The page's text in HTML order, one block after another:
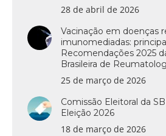
28 de abril de 2026
Vacinação em doenças
imunomediadas:
Recomendações 2025
Brasileira de
25 de março de 2026
Comissão Eleitoral da
Eleição 2026
18 de março de 2026